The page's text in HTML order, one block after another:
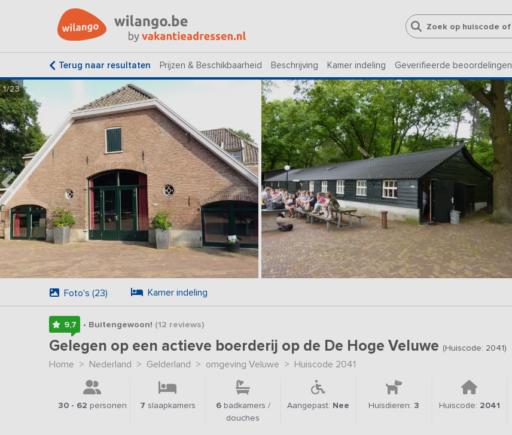
Terug naar resultaten Prijzen & Beschikbaarheid Beschrijving Kamer indeling Geverifieerde beoordelingen
1/23
Foto's (23) Kamer indeling
9,7 • Buitengewoon! (12 reviews)
Gelegen op een actieve boerderij op de De Hoge Veluwe (Huiscode: 2041)
Home > Nederland > Gelderland > omgeving Veluwe > Huiscode 2041
30 - 62 personen 7 slaapkamers 6badkamers /
douches
Aangepast: Nee Huisdieren: 3 Huiscode: 2041